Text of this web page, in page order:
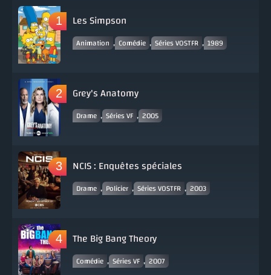
Les Simpson
Animation , Comédie , Séries VOSTFR , 1989
Grey's Anatomy
Drame , Séries VF , 2005
NCIS : Enquêtes spéciales
Drame , Policier , Séries VOSTFR , 2003
The Big Bang Theory
Comédie , Séries VF , 2007